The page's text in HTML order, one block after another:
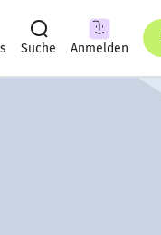
Suche Anmelden